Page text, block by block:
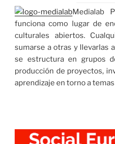
Medialab
funciona como lugar de
culturales abiertos.
sumarse a otras y llevarlas
se estructura en grupos
producción de proyectos,
aprendizaje en torno a